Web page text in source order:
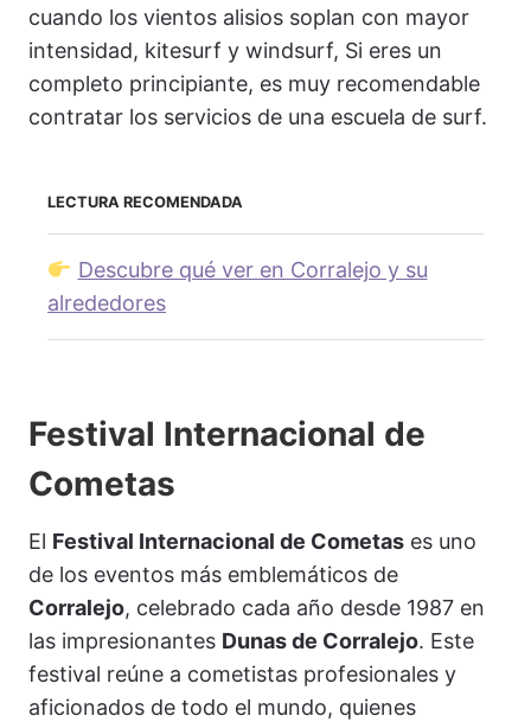
cuando los vientos alisios soplan con mayor
intensidad, kitesurf y windsurf, Si eres un
completo principiante, es muy recomendable
contratar los servicios de una escuela de surf.
LECTURA RECOMENDADA
Descubre qué ver en Corralejo y su
alrededores
Festival Internacional de
Cometas
El Festival Internacional de Cometas es uno
de los eventos más emblemáticos de
Corralejo, celebrado cada año desde 1987 en
las impresionantes Dunas de Corralejo. Este
festival reúne a cometistas profesionales y
aficionados de todo el mundo, quienes